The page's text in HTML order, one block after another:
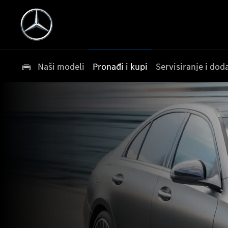
Naši modeli Pronađi i kupi Servisiranje i